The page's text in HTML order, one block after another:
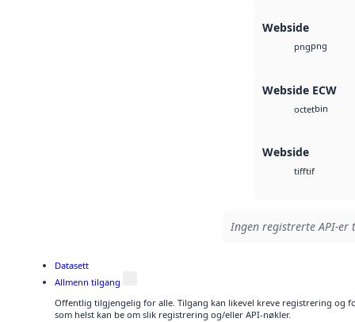
Webside
pngpng
Webside ECW
octetbin
Webside
tifftif
Ingen registrerte API-
Datasett
Allmenn tilgang
Offentlig tilgjengelig for alle. Tilgang kan likevel kreve registrering og
som helst kan be om slik registrering og/eller API-nøkler.